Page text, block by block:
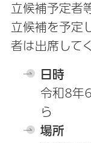
立候補予定者
立候補を予定
者は出席して
日時
令和8年
ら
場所